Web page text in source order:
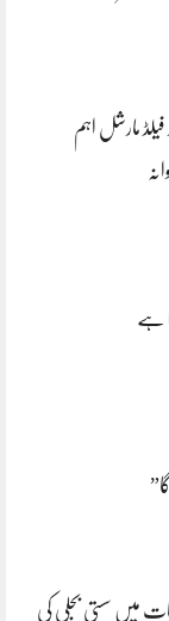
مارشل اہم
ہے
میں سستی بجلی کی